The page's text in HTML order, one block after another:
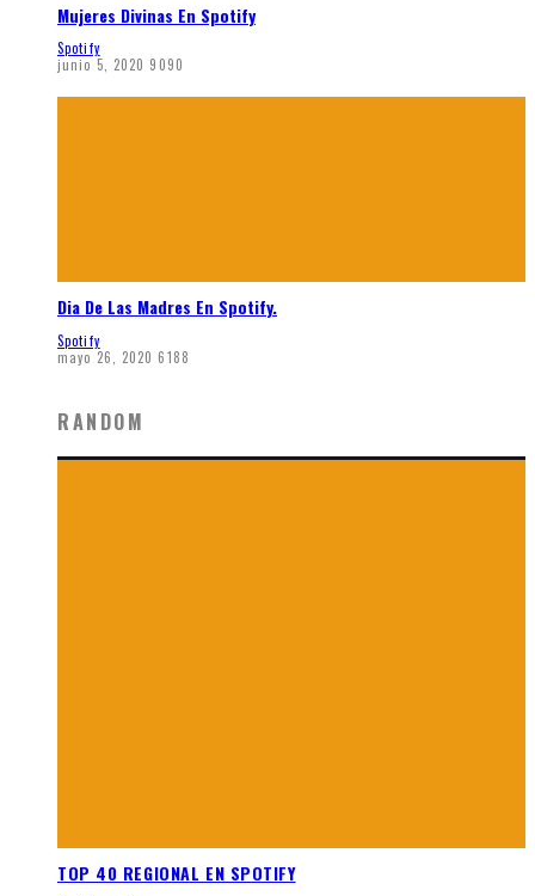
Mujeres Divinas En Spotify
Spotify
junio 5, 2020 9090
Dia De Las Madres En Spotify.
Spotify
mayo 26, 2020 6188
RANDOM
TOP 40 REGIONAL EN SPOTIFY